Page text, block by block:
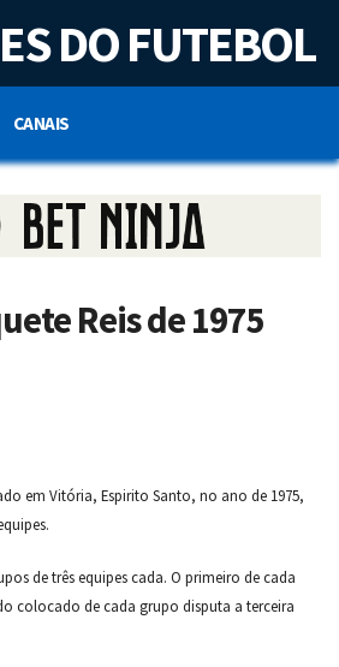
DO FUTEBOL
CANAIS
Reis de 1975
em Vitória, Espirito Santo, no ano de 1975,
de três equipes cada. O primeiro de cada
colocado de cada grupo disputa a terceira